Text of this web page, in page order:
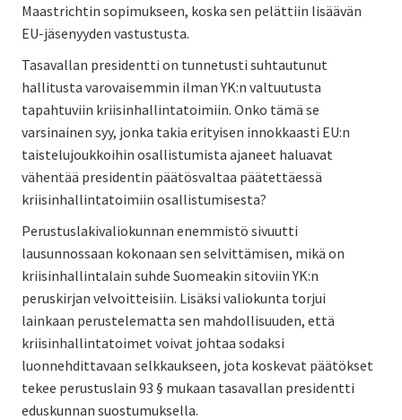
Maastrichtin sopimukseen, koska sen pelättiin lisäävän
EU-jäsenyyden vastustusta.
Tasavallan presidentti on tunnetusti suhtautunut
hallitusta varovaisemmin ilman YK:n valtuutusta
tapahtuviin kriisinhallintatoimiin. Onko tämä se
varsinainen syy, jonka takia erityisen innokkaasti EU:n
taistelujoukkoihin osallistumista ajaneet haluavat
vähentää presidentin päätösvaltaa päätettäessä
kriisinhallintatoimiin osallistumisesta?
Perustuslakivaliokunnan enemmistö sivuutti
lausunnossaan kokonaan sen selvittämisen, mikä on
kriisinhallintalain suhde Suomeakin sitoviin YK:n
peruskirjan velvoitteisiin. Lisäksi valiokunta torjui
lainkaan perustelematta sen mahdollisuuden, että
kriisinhallintatoimet voivat johtaa sodaksi
luonnehdittavaan selkkaukseen, jota koskevat päätökset
tekee perustuslain 93 § mukaan tasavallan presidentti
eduskunnan suostumuksella.